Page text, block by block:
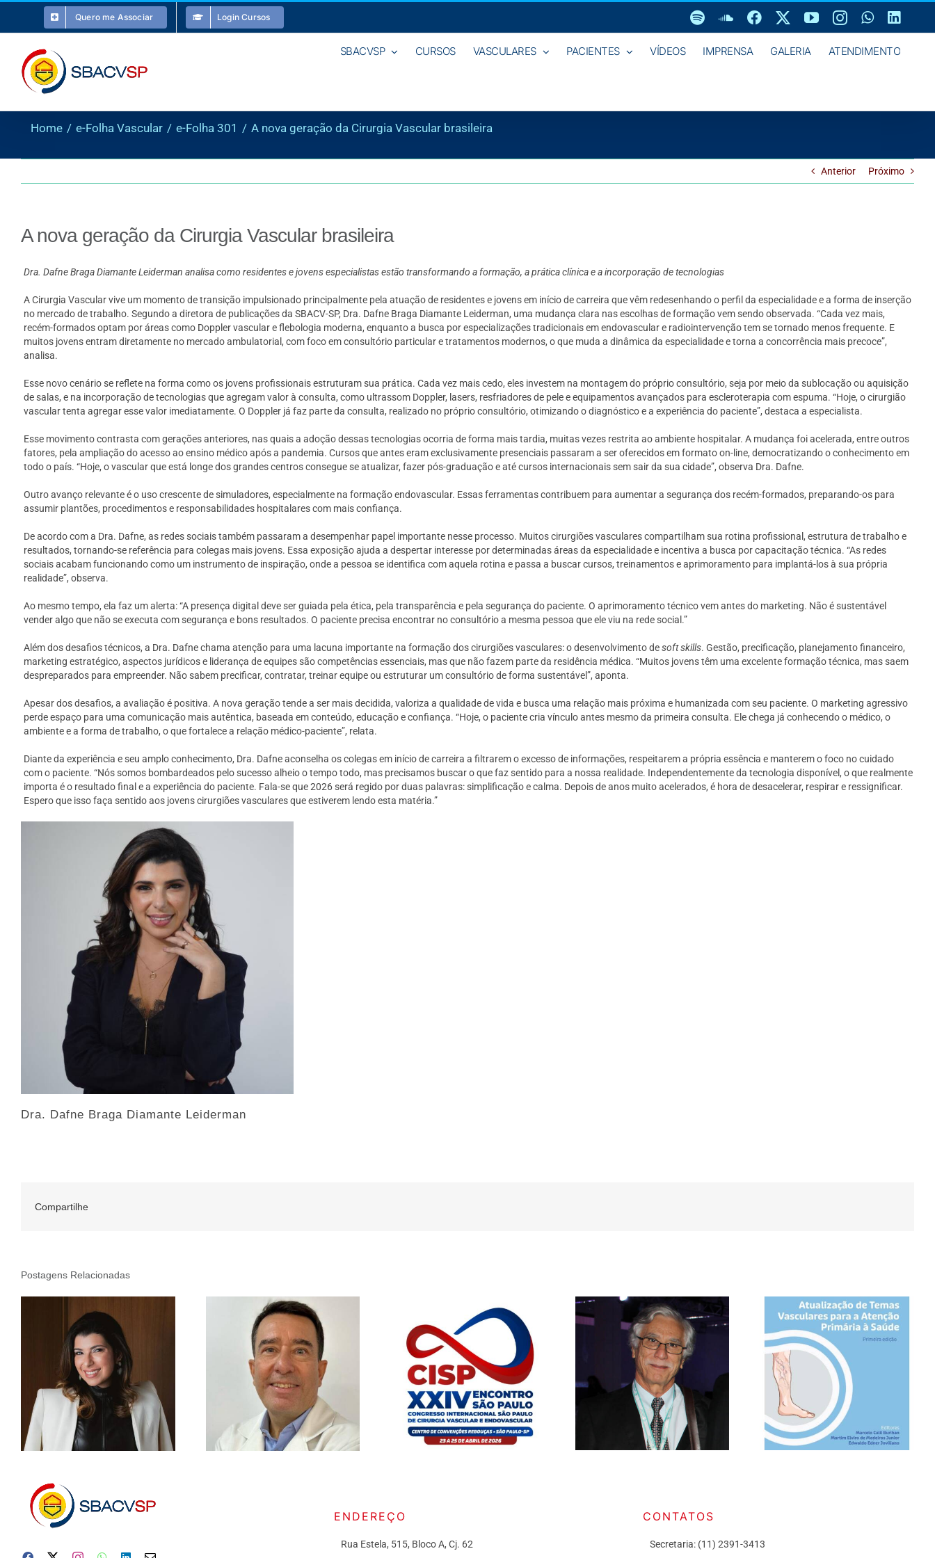
o
conteúdo
Quero me Associar Login Cursos SpotifySoundCloud
FacebookYouTubeInstagram
SBACVSP CURSOS VASCULARES PACIENTES VÍDEOS IMPRENSA GALERIA ATENDIMENTO
Home e-Folha Vascular e-Folha 301 A nova geração da Cirurgia Vascular brasileira
Anterior Próximo
A nova geração da Cirurgia Vascular brasileira
Dra. Dafne Braga Diamante Leiderman analisa como residentes e jovens especialistas estão transformando a formação, a prática clínica e a incorporação de tecnologias
A Cirurgia Vascular vive um momento de transição impulsionado principalmente pela atuação de residentes e jovens em início de carreira que vêm redesenhando o perfil da especialidade e a forma de inserção
no mercado de trabalho. Segundo a diretora de publicações da SBACV-SP, Dra. Dafne Braga Diamante Leiderman, uma mudança clara nas escolhas de formação vem sendo observada. “Cada vez mais,
recém-formados optam por áreas como Doppler vascular e flebologia moderna, enquanto a busca por especializações tradicionais em endovascular e radiointervenção tem se tornado menos frequente. E
muitos jovens entram diretamente no mercado ambulatorial, com foco em consultório particular e tratamentos modernos, o que muda a dinâmica da especialidade e torna a concorrência mais precoce”,
analisa.
Esse novo cenário se reflete na forma como os jovens profissionais estruturam sua prática. Cada vez mais cedo, eles investem na montagem do próprio consultório, seja por meio da sublocação ou aquisição
de salas, e na incorporação de tecnologias que agregam valor à consulta, como ultrassom Doppler, lasers, resfriadores de pele e equipamentos avançados para escleroterapia com espuma. “Hoje, o cirurgião
vascular tenta agregar esse valor imediatamente. O Doppler já faz parte da consulta, realizado no próprio consultório, otimizando o diagnóstico e a experiência do paciente”, destaca a especialista.
Esse movimento contrasta com gerações anteriores, nas quais a adoção dessas tecnologias ocorria de forma mais tardia, muitas vezes restrita ao ambiente hospitalar. A mudança foi acelerada, entre outros
fatores, pela ampliação do acesso ao ensino médico após a pandemia. Cursos que antes eram exclusivamente presenciais passaram a ser oferecidos em formato on-line, democratizando o conhecimento em
todo o país. “Hoje, o vascular que está longe dos grandes centros consegue se atualizar, fazer pós-graduação e até cursos internacionais sem sair da sua cidade”, observa Dra. Dafne.
Outro avanço relevante é o uso crescente de simuladores, especialmente na formação endovascular. Essas ferramentas contribuem para aumentar a segurança dos recém-formados, preparando-os para
assumir plantões, procedimentos e responsabilidades hospitalares com mais confiança.
De acordo com a Dra. Dafne, as redes sociais também passaram a desempenhar papel importante nesse processo. Muitos cirurgiões vasculares compartilham sua rotina profissional, estrutura de trabalho e
resultados, tornando-se referência para colegas mais jovens. Essa exposição ajuda a despertar interesse por determinadas áreas da especialidade e incentiva a busca por capacitação técnica. “As redes
sociais acabam funcionando como um instrumento de inspiração, onde a pessoa se identifica com aquela rotina e passa a buscar cursos, treinamentos e aprimoramento para implantá-los à sua própria
realidade”, observa.
Ao mesmo tempo, ela faz um alerta: “A presença digital deve ser guiada pela ética, pela transparência e pela segurança do paciente. O aprimoramento técnico vem antes do marketing. Não é sustentável
vender algo que não se executa com segurança e bons resultados. O paciente precisa encontrar no consultório a mesma pessoa que ele viu na rede social.”
Além dos desafios técnicos, a Dra. Dafne chama atenção para uma lacuna importante na formação dos cirurgiões vasculares: o desenvolvimento desoft skills. Gestão, precificação, planejamento financeiro,
marketing estratégico, aspectos jurídicos e liderança de equipes são competências essenciais, mas que não fazem parte da residência médica. “Muitos jovens têm uma excelente formação técnica, mas saem
despreparados para empreender. Não sabem precificar, contratar, treinar equipe ou estruturar um consultório de forma sustentável”, aponta.
Apesar dos desafios, a avaliação é positiva. A nova geração tende a ser mais decidida, valoriza a qualidade de vida e busca uma relação mais próxima e humanizada com seu paciente. O marketing agressivo
perde espaço para uma comunicação mais autêntica, baseada em conteúdo, educação e confiança. “Hoje, o paciente cria vínculo antes mesmo da primeira consulta. Ele chega já conhecendo o médico, o
ambiente e a forma de trabalho, o que fortalece a relação médico-paciente”, relata.
Diante da experiência e seu amplo conhecimento, Dra. Dafne aconselha os colegas em início de carreira a filtrarem o excesso de informações, respeitarem a própria essência e manterem o foco no cuidado
com o paciente. “Nós somos bombardeados pelo sucesso alheio o tempo todo, mas precisamos buscar o que faz sentido para a nossa realidade. Independentemente da tecnologia disponível, o que realmente
importa é o resultado final e a experiência do paciente. Fala-se que 2026 será regido por duas palavras: simplificação e calma. Depois de anos muito acelerados, é hora de desacelerar, respirar e ressignificar.
Espero que isso faça sentido aos jovens cirurgiões vasculares que estiverem lendo esta matéria.”
Dra. Dafne Braga Diamante Leiderman
Compartilhe
Postagens Relacionadas
ENDEREÇO
Rua Estela, 515, Bloco A, Cj. 62
CONTATOS
Secretaria: (11) 2391-3413